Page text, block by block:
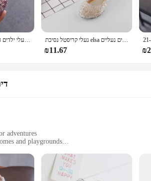
are built to withstand the rigors of
easy to clean, making them a practical choice
for a reliable and stylish option for their child's
נעלי ילדים חדשות לאביב 2021 של KushyShoo, נעלי נסיכה לילדות עם ברק, נעלי ריקוד לתינוקות ופעוטות בסגנון קז'ואלי נעלי קריסטל נסיכת elsa לנערות 2024 אופנה חדשות ילדים יום הולדת נעלי סנדלים מזדמנים נעליים
₪11.67
adventures
and playgrounds
comfort